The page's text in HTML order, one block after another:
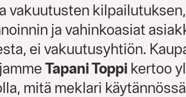
vakuutusten kilpailutuksen,
ja vahinkoasiat
ei vakuutusyhtiön.
Tapani Toppi kertoo
mitä meklari